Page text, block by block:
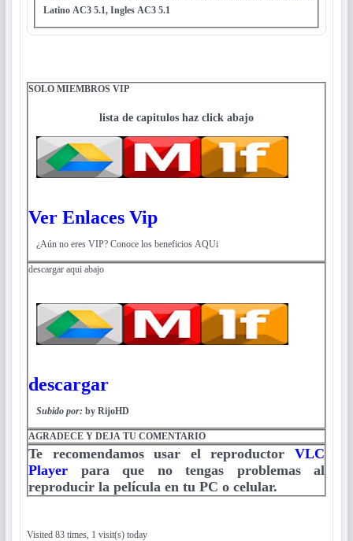
Latino AC3 5.1, Ingles AC3 5.1
SOLO MIEMBROS VIP
lista de capitulos haz click abajo
Ver Enlaces Vip
¿Aún no eres VIP? Conoce los beneficios AQUi
descargar aqui abajo
descargar
Subido por: by RijoHD
AGRADECE Y DEJA TU COMENTARIO
Te recomendamos usar el reproductor VLC
Player para que no tengas problemas al
reproducir la película en tu PC o celular.
Visited 83 times, 1 visit(s) today